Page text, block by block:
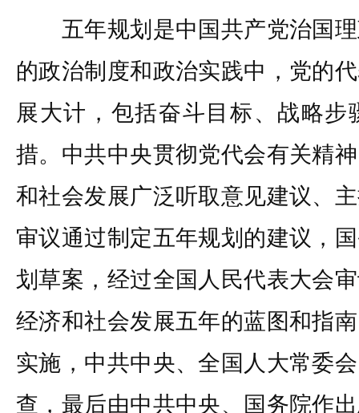
五年规划是中国共产党治国理
的政治制度和政治实践中，党的
展大计，包括奋斗目标、战略步
措。中共中央贯彻党代会有关精
和社会发展广泛听取意见建议、
审议通过制定五年规划的建议，
划草案，经过全国人民代表大会
经济和社会发展五年的蓝图和指
实施，中共中央、全国人大常委
查，最后由中共中央、国务院作